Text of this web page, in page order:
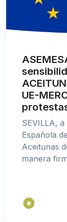
UE-
SEVILLA,
Española
Aceitunas
manera